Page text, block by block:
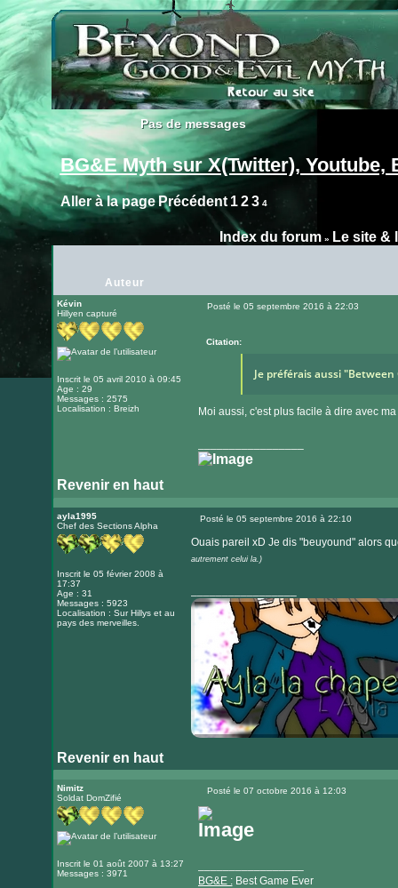
Pas de messages
Pas de messages
BG&E Myth sur X(Twitter), Youtube,
Aller à la pagePrécédent 1 2 3 4
Index du forum» Le site &
Auteur
Kévin
Hillyen capturé
Inscrit le 05 avril 2010 à 09:45
Age : 29
Messages : 2575
Localisation : Breizh
Posté le 05 septembre 2016 à 22:03
Citation:
Je préférais aussi "Between
Moi aussi, c'est plus facile à dire avec
Revenir en haut
ayla1995
Chef des Sections Alpha
Inscrit le 05 février 2008 à
17:37
Age : 31
Messages : 5923
Localisation : Sur Hillys et au
pays des merveilles.
Posté le 05 septembre 2016 à 22:10
Ouais pareil xD Je dis "beuyound" alors
autrement celui la.)
Revenir en haut
Visiter
le
Nimitz
Soldat DomZifié
Inscrit le 01 août 2007 à 13:27
Messages : 3971
Posté le 07 octobre 2016 à 12:03
BG&E :Best Game Ever